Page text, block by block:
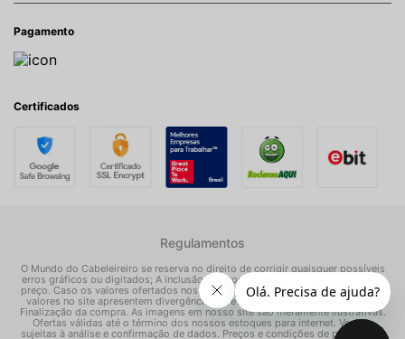
Pagamento
Certificados
Regulamentos
O Mundo do Cabeleireiro se reserva no direito de corrigir quaisquer possíveis
erros gráficos ou digitados; A inclusão do produto na Sacola não garante seu
preço. Caso os valores ofertados nos e-mails promocionais, mídias sociais e
valores no site apresentem divergências, prevalece o preço apresentado na
Finalização da compra. As imagens em nosso site são meramente ilustrativas.
Ofertas válidas até o término dos nossos estoques para internet. Vendas
sujeitas à análise e confirmação de dados. Preços e condições de pagamento